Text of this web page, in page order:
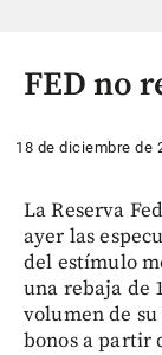
FED no
18 de diciembre de
La Reserva
ayer las
del estímulo
una rebaja de
volumen de
bonos a partir